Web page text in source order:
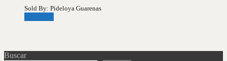
Sold By: Pideloya Guarenas
Buscar